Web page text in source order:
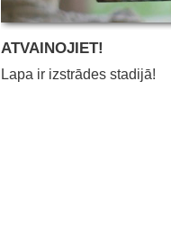
ATVAINOJIET!
Lapa ir izstrādes stadijā!